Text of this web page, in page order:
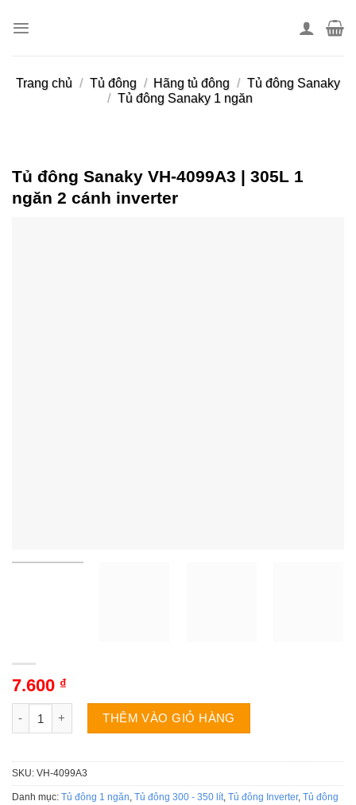
Trang chủ / Tủ đông / Hãng tủ đông / Tủ đông Sanaky
/ Tủ đông Sanaky 1 ngăn
Tủ đông Sanaky VH-4099A3 | 305L 1
ngăn 2 cánh inverter
7.600 ₫
Tủ đông Sanaky VH-4099A3 | 305L 1 ngăn 2 cánh inverter số
THÊM VÀO GIỎ HÀNG
SKU: VH-4099A3
Danh mục: Tủ đông 1 ngăn Tủ đông 300 - 350 lít Tủ đông Inverter, Tủ đông